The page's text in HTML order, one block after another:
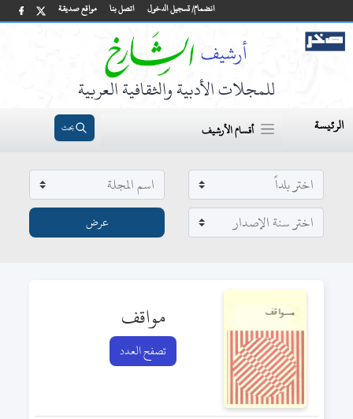
مواقع صديقة اتصل بنا انضمام/ تسجيل الدخول
للمجلات الأدبية والثقافية العربية
الرئيسة أقسام الأرشيف بحث
مواقف
تصفح العدد